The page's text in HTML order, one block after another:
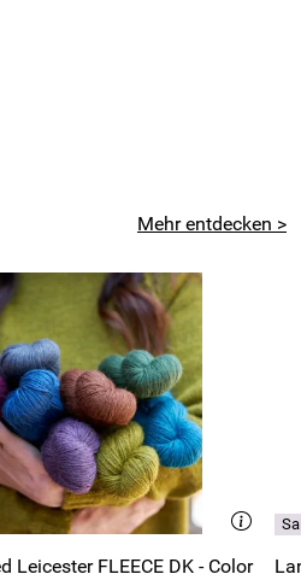
Mehr entdecken >
Leicester FLEECE DK - Color